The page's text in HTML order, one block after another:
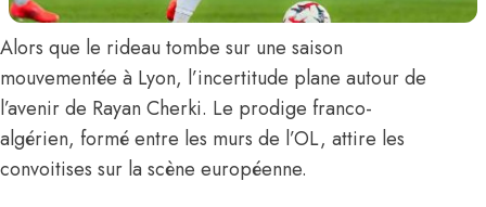
Alors que le rideau tombe sur une saison
mouvementée à Lyon, l’incertitude plane autour de
l’avenir de Rayan Cherki. Le prodige franco-
algérien, formé entre les murs de l’OL, attire les
convoitises sur la scène européenne.